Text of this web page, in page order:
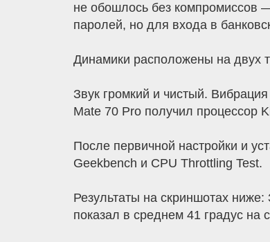
не обошлось без компромиссов
паролей, но для входа в
Динамики расположены на двух
Звук громкий и чистый.
Mate 70 Pro получил процессор
После первичной настройки и
Geekbench и CPU Throttling Test.
Результаты на скриншотах
показал в среднем 41 градус на